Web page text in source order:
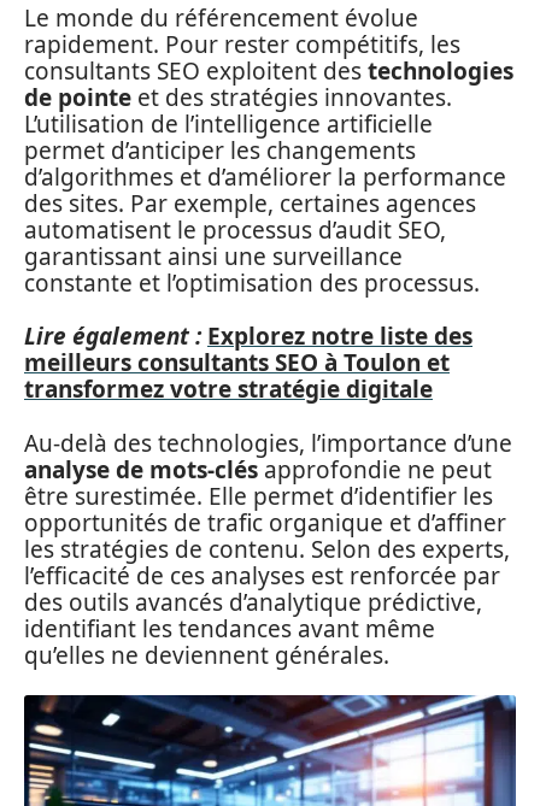
Le monde du référencement évolue
rapidement. Pour rester compétitifs, les
consultants SEO exploitent destechnologies
de pointe et des stratégies innovantes.
L’utilisation de l’intelligence artificielle
permet d’anticiper les changements
d’algorithmes et d’améliorer la performance
des sites. Par exemple, certaines agences
automatisent le processus d’audit SEO,
garantissant ainsi une surveillance
constante et l’optimisation des processus.
Lire également : Explorez notre liste des
meilleurs consultants SEO à Toulon et
transformez votre stratégie digitale
Au-delà des technologies, l’importance d’une
analyse de mots-clés approfondie ne peut
être surestimée. Elle permet d’identifier les
opportunités de trafic organique et d’affiner
les stratégies de contenu. Selon des experts,
l’efficacité de ces analyses est renforcée par
des outils avancés d’analytique prédictive,
identifiant les tendances avant même
qu’elles ne deviennent générales.